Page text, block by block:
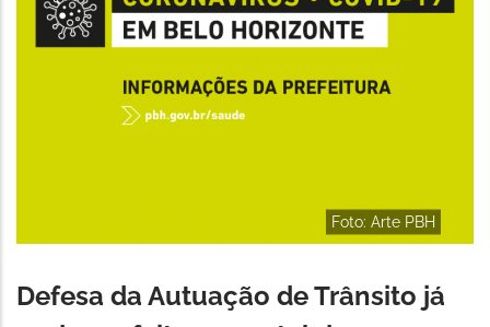
Foto: Arte PBH
Defesa da Autuação de Trânsito já